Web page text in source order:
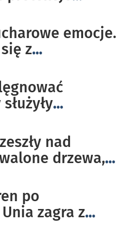
emocje.
z...
...
nad
drzewa,...
po
zagra z...